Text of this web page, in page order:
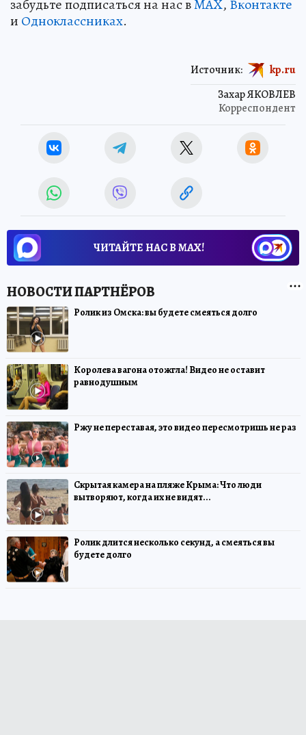
забудьте подписаться на нас вMAX, Вконтакте
и Одноклассниках.
Захар ЯКОВЛЕВ
Корреспондент
Источник: kp.ru
ЧИТАЙТЕ НАС В МАХ!
Ролик из Омска: вы будете смеяться долго
Королева вагона отожгла! Видео не оставит
равнодушным
Ржу не переставая, это видео пересмотришь не раз
Скрытая камера на пляже Крыма: Что люди
вытворяют, когда их не видят...
Ролик длится несколько секунд, а смеяться вы
будете долго